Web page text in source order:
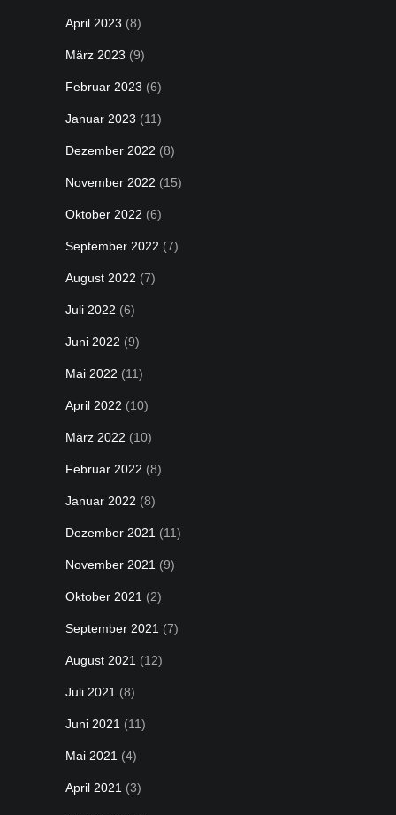
April 2023 (8)
März 2023 (9)
Februar 2023 (6)
Januar 2023 (11)
Dezember 2022 (8)
November 2022 (15)
Oktober 2022 (6)
September 2022 (7)
August 2022 (7)
Juli 2022 (6)
Juni 2022 (9)
Mai 2022 (11)
April 2022 (10)
März 2022 (10)
Februar 2022 (8)
Januar 2022 (8)
Dezember 2021 (11)
November 2021 (9)
Oktober 2021 (2)
September 2021 (7)
August 2021 (12)
Juli 2021 (8)
Juni 2021 (11)
Mai 2021 (4)
April 2021 (3)